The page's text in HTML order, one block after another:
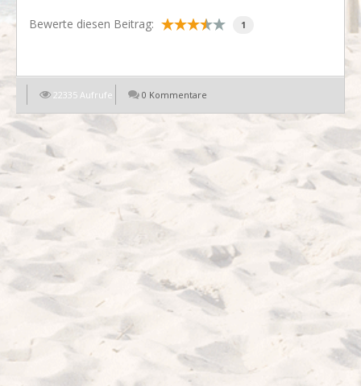
Bewerte diesen Beitrag: 1
22335 Aufrufe 0 Kommentare